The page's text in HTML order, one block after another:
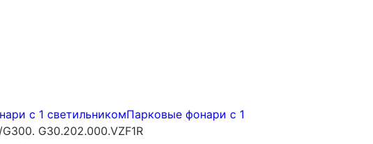
с 1 светильникомПарковые фонари с 1
G30.202.000.VZF1R